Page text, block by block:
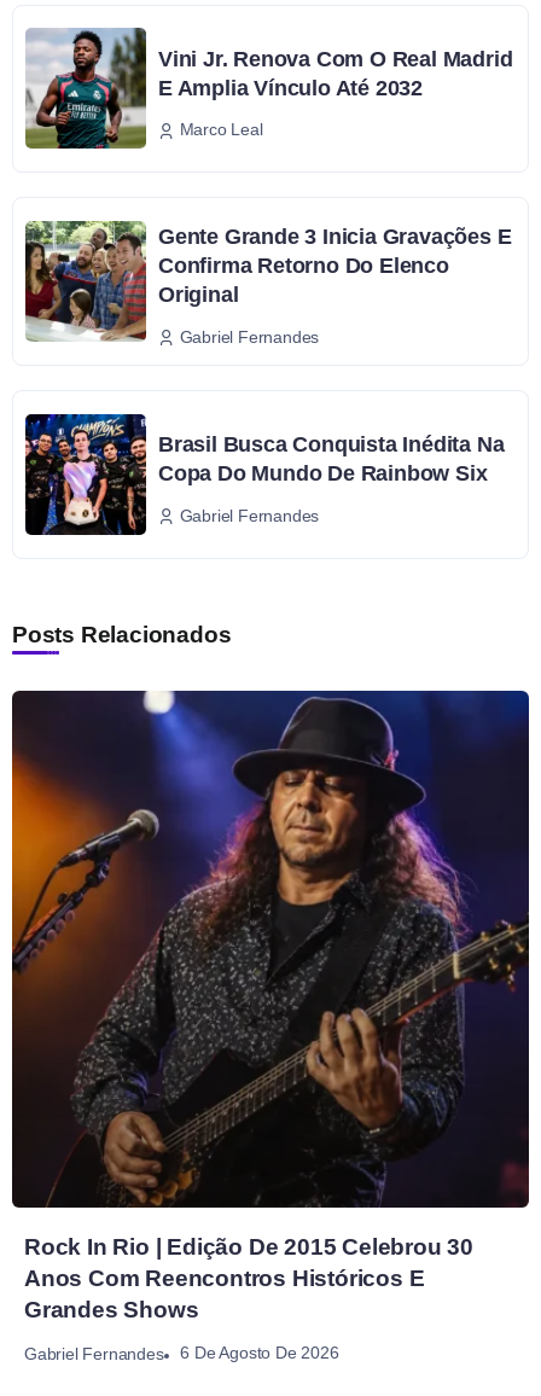
Vini Jr. Renova Com O Real Madrid
E Amplia Vínculo Até 2032
Marco Leal
Gente Grande 3 Inicia Gravações E
Confirma Retorno Do Elenco
Original
Gabriel Fernandes
Brasil Busca Conquista Inédita Na
Copa Do Mundo De Rainbow Six
Gabriel Fernandes
Posts Relacionados
Rock In Rio | Edição De 2015 Celebrou 30
Anos Com Reencontros Históricos E
Grandes Shows
Gabriel Fernandes 6 De Agosto De 2026